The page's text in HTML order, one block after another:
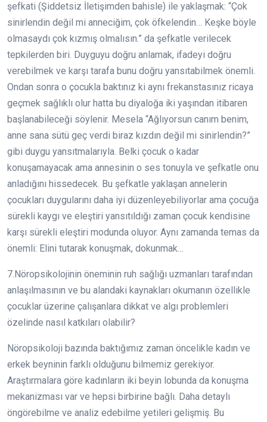
şefkati (Şiddetsiz İletişimden bahisle) ile yaklaşmak: “Çok
sinirlendin değil mi anneciğim, çok öfkelendin… Keşke böyle
olmasaydı çok kızmış olmalısın.” da şefkatle verilecek
tepkilerden biri. Duyguyu doğru anlamak, ifadeyi doğru
verebilmek ve karşı tarafa bunu doğru yansıtabilmek önemli.
Ondan sonra o çocukla baktınız ki aynı frekanstasınız ricaya
geçmek sağlıklı olur hatta bu diyaloğa iki yaşından itibaren
başlanabileceği söylenir. Mesela “Ağlıyorsun canım benim,
anne sana sütü geç verdi biraz kızdın değil mi sinirlendin?”
gibi duygu yansıtmalarıyla. Belki çocuk o kadar
konuşamayacak ama annesinin o ses tonuyla ve şefkatle onu
anladığını hissedecek. Bu şefkatle yaklaşan annelerin
çocukları duygularını daha iyi düzenleyebiliyorlar ama çocuğa
sürekli kaygı ve eleştiri yansıtıldığı zaman çocuk kendisine
karşı sürekli eleştiri modunda oluyor. Aynı zamanda temas da
önemli: Elini tutarak konuşmak, dokunmak…
7.Nöropsikolojinin öneminin ruh sağlığı uzmanları tarafından
anlaşılmasının ve bu alandaki kaynakları okumanın özellikle
çocuklar üzerine çalışanlara dikkat ve algı problemleri
özelinde nasıl katkıları olabilir?
Nöropsikoloji bazında baktığımız zaman öncelikle kadın ve
erkek beyninin farklı olduğunu bilmemiz gerekiyor.
Araştırmalara göre kadınların iki beyin lobunda da konuşma
mekanizması var ve hepsi birbirine bağlı. Daha detaylı
öngörebilme ve analiz edebilme yetileri gelişmiş. Bu